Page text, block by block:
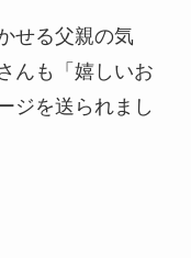
せる父親の気
んも「嬉しいお
ジを送られまし